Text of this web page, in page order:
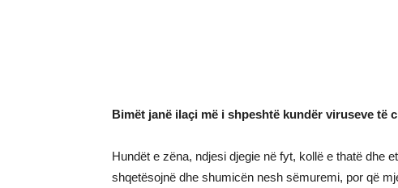
Bimët janë ilaçi më i shpeshtë kundër viruseve të
Hundët e zëna, ndjesi djegie në fyt, kollë e thatë dhe
shqetësojnë dhe shumicën nesh sëmuremi, por që